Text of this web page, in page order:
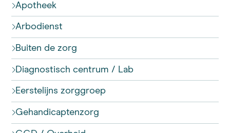
Apotheek
Arbodienst
Buiten de zorg
Diagnostisch centrum / Lab
Eerstelijns zorggroep
Gehandicaptenzorg